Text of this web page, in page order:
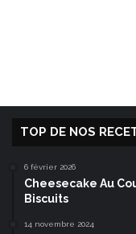
TOP DE NOS
6 février 2026
Cheesecake Au
Biscuits
14 novembre 2024